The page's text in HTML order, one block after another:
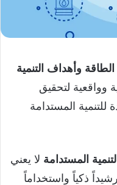
وأهداف التنمية
وواقعية لتحقيق
للتنمية المستدامة
المستدامة لا يعني
ذكياً واستخداماً